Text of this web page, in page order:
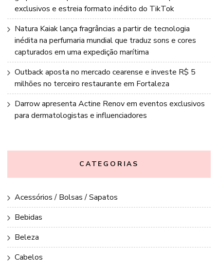
exclusivos e estreia formato inédito do TikTok
Natura Kaiak lança fragrâncias a partir de tecnologia
inédita na perfumaria mundial que traduz sons e cores
capturados em uma expedição marítima
Outback aposta no mercado cearense e investe R$ 5
milhões no terceiro restaurante em Fortaleza
Darrow apresenta Actine Renov em eventos exclusivos
para dermatologistas e influenciadores
CATEGORIAS
Acessórios / Bolsas / Sapatos
Bebidas
Beleza
Cabelos